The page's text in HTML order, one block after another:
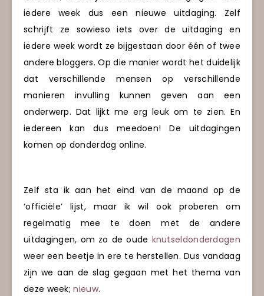
iedere week dus een nieuwe uitdaging. Zelf
schrijft ze sowieso iets over de uitdaging en
iedere week wordt ze bijgestaan door één of twee
andere bloggers. Op die manier wordt het duidelijk
dat verschillende mensen op verschillende
manieren invulling kunnen geven aan een
onderwerp. Dat lijkt me erg leuk om te zien. En
iedereen kan dus meedoen! De uitdagingen
komen op donderdag online.
Zelf sta ik aan het eind van de maand op de
‘officiële’ lijst, maar ik wil ook proberen om
regelmatig mee te doen met de andere
uitdagingen, om zo de oude knutseldonderdagen
weer een beetje in ere te herstellen. Dus vandaag
zijn we aan de slag gegaan met het thema van
deze week;nieuw.